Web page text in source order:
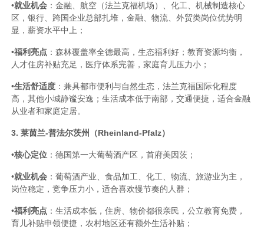
•就业机会 ：金融、航空（法兰克福机场）、化工、机械制造核心
区，银行、跨国企业总部扎堆，金融、物流、外贸类岗位优势明
显，薪资水平中上；
•福利亮点 ：森林覆盖率全德最高，生态福利好；教育资源均衡，
人才住房补贴充足，医疗体系完善，家庭育儿压力小；
•生活舒适度 ：兼具都市便利与自然生态，法兰克福国际化程度
高，其他小城静谧安逸；生活成本低于南部，交通便捷，适合金融
从业者和家庭定居。
3. 莱茵兰-普法尔茨州（Rheinland-Pfalz）
•核心定位 ：德国第一大葡萄酒产区，首府美因茨；
•就业机会 ：葡萄酒产业、食品加工、化工、物流、旅游业为主，
岗位稳定，竞争压力小，适合喜欢慢节奏的人群；
•福利亮点 ：生活成本低，住房、物价都很亲民，公立教育免费，
育儿补贴申领便捷，农村地区还有额外生活补贴；